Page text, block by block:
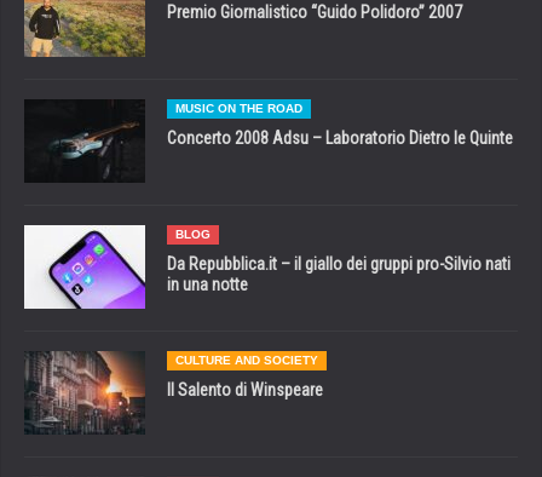
Premio Giornalistico “Guido Polidoro” 2007
MUSIC ON THE ROAD
Concerto 2008 Adsu – Laboratorio Dietro le Quinte
BLOG
Da Repubblica.it – il giallo dei gruppi pro-Silvio nati
in una notte
CULTURE AND SOCIETY
Il Salento di Winspeare